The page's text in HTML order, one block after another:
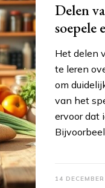
Delen
soepele
Het delen
te leren
om
van het
ervoor dat
14